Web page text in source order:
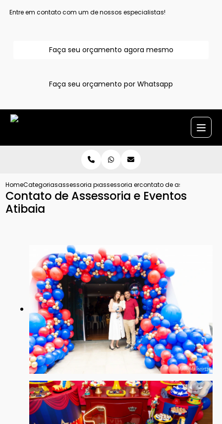
Entre em contato com um de nossos especialistas!
Faça seu orçamento agora mesmo
Faça seu orçamento por Whatsapp
HomeCategoriasassessoria para eventoassessoria em eventoscontato de assessoria e
Contato de Assessoria e Eventos
Atibaia